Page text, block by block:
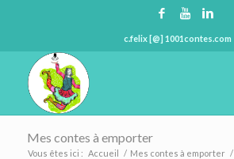
c.felix [@] 1001contes.com
Mes contes à emporter
Vous êtes ici : Accueil / Mes contes à emporter /